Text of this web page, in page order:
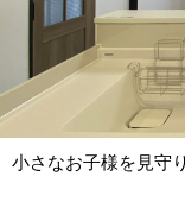
小さなお子様を見守